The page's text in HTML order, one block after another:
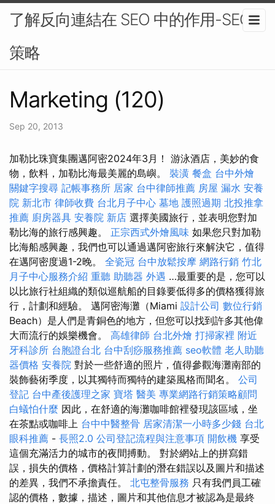
了解反向連結在 SEO 中的作用-SEO
策略
Marketing (120)
Sep 20, 2013
加勒比珠寶集團邁阿密2024年3月！ 游泳酒店，美妙的食
物，飲料，加勒比海最美麗的島嶼。 裝潢 餐盒 台中外燴
關鍵字搜尋 記帳事務所 居家 台中律師推薦 房屋 漏水 安養
院 新北市 律師收費 台北月子中心 墓地 護照過期 北投推拿
推薦 廚房器具 安養院 新店 選擇美國旅行，並表明您對加
勒比海的旅行感興趣。 正宗西式外燴風味 如果您只對加勒
比海船感興趣，我們也可以通過邁阿密旅行來解決它，值得
在邁阿密度過1-2晚。 全瓷冠 台中放鬆按摩 網路行銷 竹北
月子中心服務介紹 重聽 助聽器 外遇 …最重要的是，您可以
以比旅行社組織的類似巡航船的目錄要低得多的價格獲得旅
行，計劃和經驗。 邁阿密海灘（Miami 設計公司 數位行銷
Beach）是人們是青銅色的地方，但您可以找到許多其他偉
大而流行的娛樂機會。 高雄律師 台北外燴 打掃家裡 附近
牙科診所 台胞證台北 台中刮痧服務推薦 seo軟體 老人助聽
器價格 安養院 對於一些舒適的照片，值得參觀海灘南部的
裝飾藝術季度，以其獨特而獨特的建築風格而聞名。 公司
登記 台中產後護理之家 寶塔 醫美 專業網路行銷策略顧問
白蟻怕什麼 因此，在舒適的海灘咖啡館裡發現該區域，坐
在茶點或咖啡上 台中中醫整骨 居家清潔一小時多少錢 台北
眼科推薦 - 長照2.0 公司登記流程與注意事項 開飲機 享受
這個充滿活力的城市的夜間搏動。 對於網站上的拼寫錯
誤，損失的價格，價格計算計劃的潛在錯誤以及圖片和描述
的差異，我們不承擔責任。 北屯整骨服務 只有我們員工確
認的價格，數據，描述，圖片和其他信息才被認為是最終